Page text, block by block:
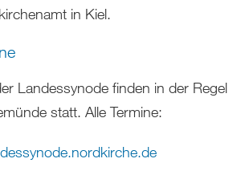
in Kiel.
Landessynode finden in der Regel
statt. Alle Termine: